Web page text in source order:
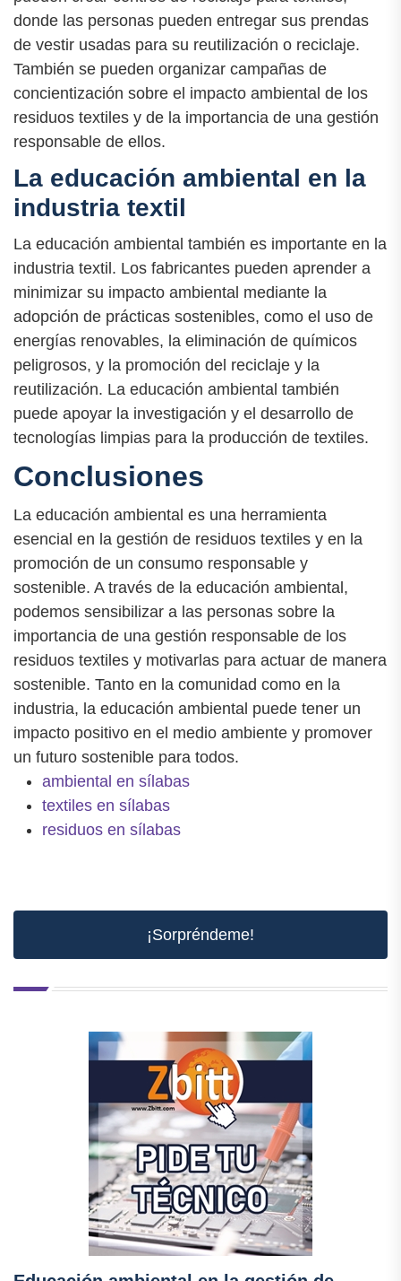
donde las personas pueden entregar sus prendas
de vestir usadas para su reutilización o reciclaje.
También se pueden organizar campañas de
concientización sobre el impacto ambiental de los
residuos textiles y de la importancia de una gestión
responsable de ellos.
La educación ambiental en la
industria textil
La educación ambiental también es importante en la
industria textil. Los fabricantes pueden aprender a
minimizar su impacto ambiental mediante la
adopción de prácticas sostenibles, como el uso de
energías renovables, la eliminación de químicos
peligrosos, y la promoción del reciclaje y la
reutilización. La educación ambiental también
puede apoyar la investigación y el desarrollo de
tecnologías limpias para la producción de textiles.
Conclusiones
La educación ambiental es una herramienta
esencial en la gestión de residuos textiles y en la
promoción de un consumo responsable y
sostenible. A través de la educación ambiental,
podemos sensibilizar a las personas sobre la
importancia de una gestión responsable de los
residuos textiles y motivarlas para actuar de manera
sostenible. Tanto en la comunidad como en la
industria, la educación ambiental puede tener un
impacto positivo en el medio ambiente y promover
un futuro sostenible para todos.
ambiental en sílabas
textiles en sílabas
residuos en sílabas
¡Sorpréndeme!